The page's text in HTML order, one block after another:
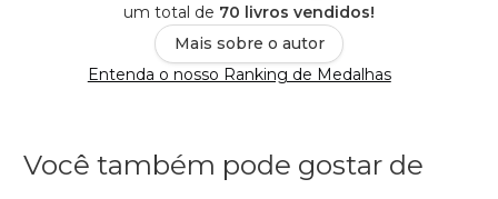
um total de 70 livros vendidos!
Mais sobre o autor
Entenda o nosso Ranking de Medalhas
Você também pode gostar de